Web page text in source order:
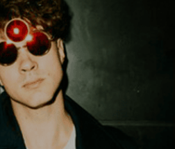
KRAUSE
| Donnerstag |